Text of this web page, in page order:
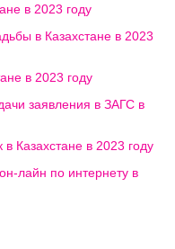
в 2023 году
в Казахстане в 2023
в 2023 году
заявления в ЗАГС в
Казахстане в 2023 году
лайн по интернету в